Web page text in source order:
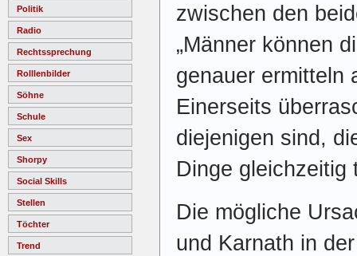
Politik
Radio
Rechtssprechung
Rolllenbilder
Söhne
Schule
Sex
Shorpy
Social Skills
Stellen
Töchter
Trend
zwischen den
„Männer können
genauer ermitteln
Einerseits
diejenigen sind,
Dinge gleichzeitig
Die mögliche
und Karnath in